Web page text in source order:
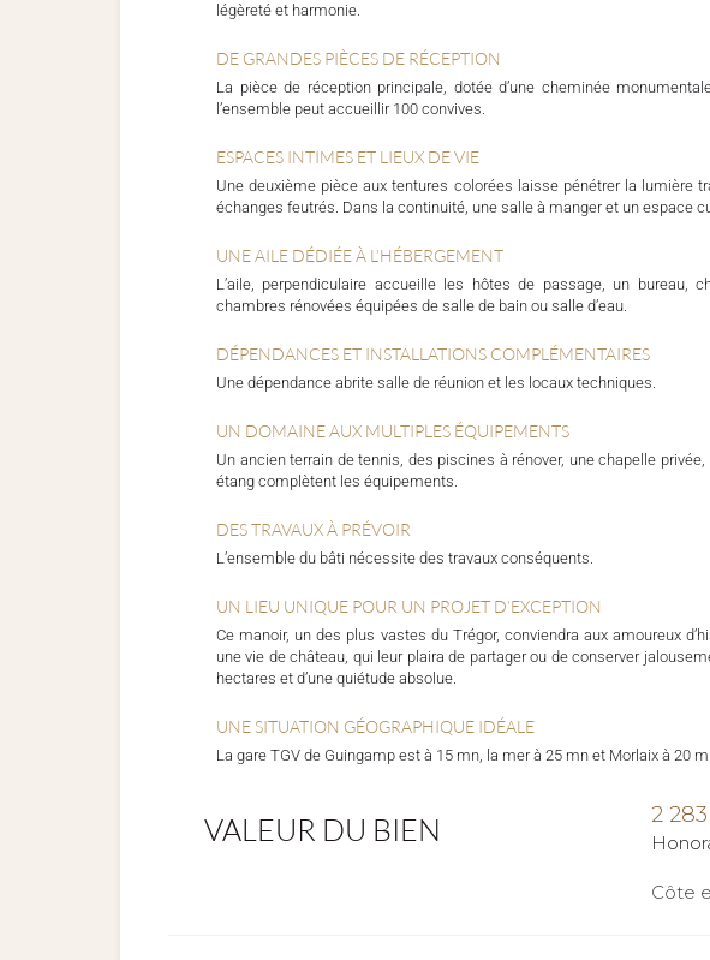
légèreté et harmonie.
DE GRANDES PIÈCES DE RÉCEPTION
La pièce de réception principale, dotée d’une cheminée
l’ensemble peut accueillir 100 convives.
ESPACES INTIMES ET LIEUX DE VIE
Une deuxième pièce aux tentures colorées laisse pénétrer la lumière
échanges feutrés. Dans la continuité, une salle à manger et un espace
UNE AILE DÉDIÉE À L’HÉBERGEMENT
L’aile, perpendiculaire accueille les hôtes de passage, un bureau,
chambres rénovées équipées de salle de bain ou salle d’eau.
DÉPENDANCES ET INSTALLATIONS COMPLÉMENTAIRES
Une dépendance abrite salle de réunion et les locaux techniques.
UN DOMAINE AUX MULTIPLES ÉQUIPEMENTS
Un ancien terrain de tennis, des piscines à rénover, une chapelle
étang complètent les équipements.
DES TRAVAUX À PRÉVOIR
L’ensemble du bâti nécessite des travaux conséquents.
UN LIEU UNIQUE POUR UN PROJET D’EXCEPTION
Ce manoir, un des plus vastes du Trégor, conviendra aux amoureux
une vie de château, qui leur plaira de partager ou de conserver
hectares et d’une quiétude absolue.
UNE SITUATION GÉOGRAPHIQUE IDÉALE
La gare TGV de Guingamp est à 15 mn, la mer à 25 mn et Morlaix à 20
VALEUR DU BIEN 2
Côte